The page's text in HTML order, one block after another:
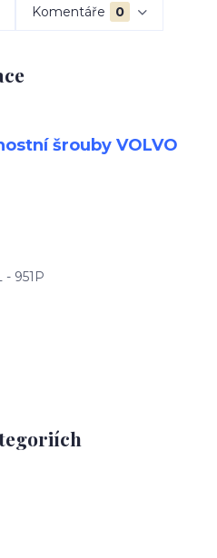
Komentáře 0
šrouby VOLVO
951P